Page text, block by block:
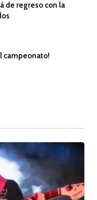
de regreso con la
campeonato!